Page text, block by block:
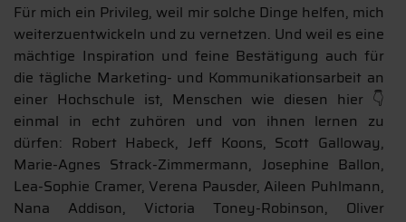
Für mich ein Privileg, weil mir solche Dinge helfen, mich
weiterzuentwickeln und zu vernetzen. Und weil es eine
mächtige Inspiration und feine Bestätigung auch für
die tägliche Marketing- und Kommunikationsarbeit an
einer Hochschule ist, Menschen wie diesen hier 👇
einmal in echt zuhören und von ihnen lernen zu
dürfen: Robert Habeck, Jeff Koons, Scott Galloway,
Marie-Agnes Strack-Zimmermann, Josephine Ballon,
Lea-Sophie Cramer, Verena Pausder, Aileen Puhlmann,
Nana Addison, Victoria Toney-Robinson, Oliver